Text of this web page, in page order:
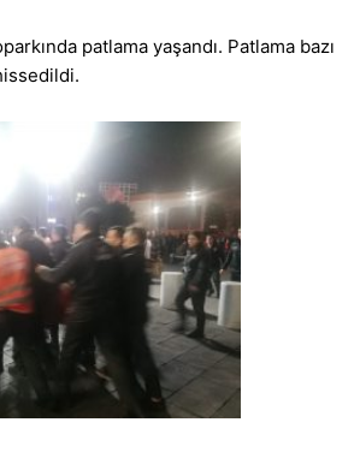
patlama yaşandı. Patlama bazı